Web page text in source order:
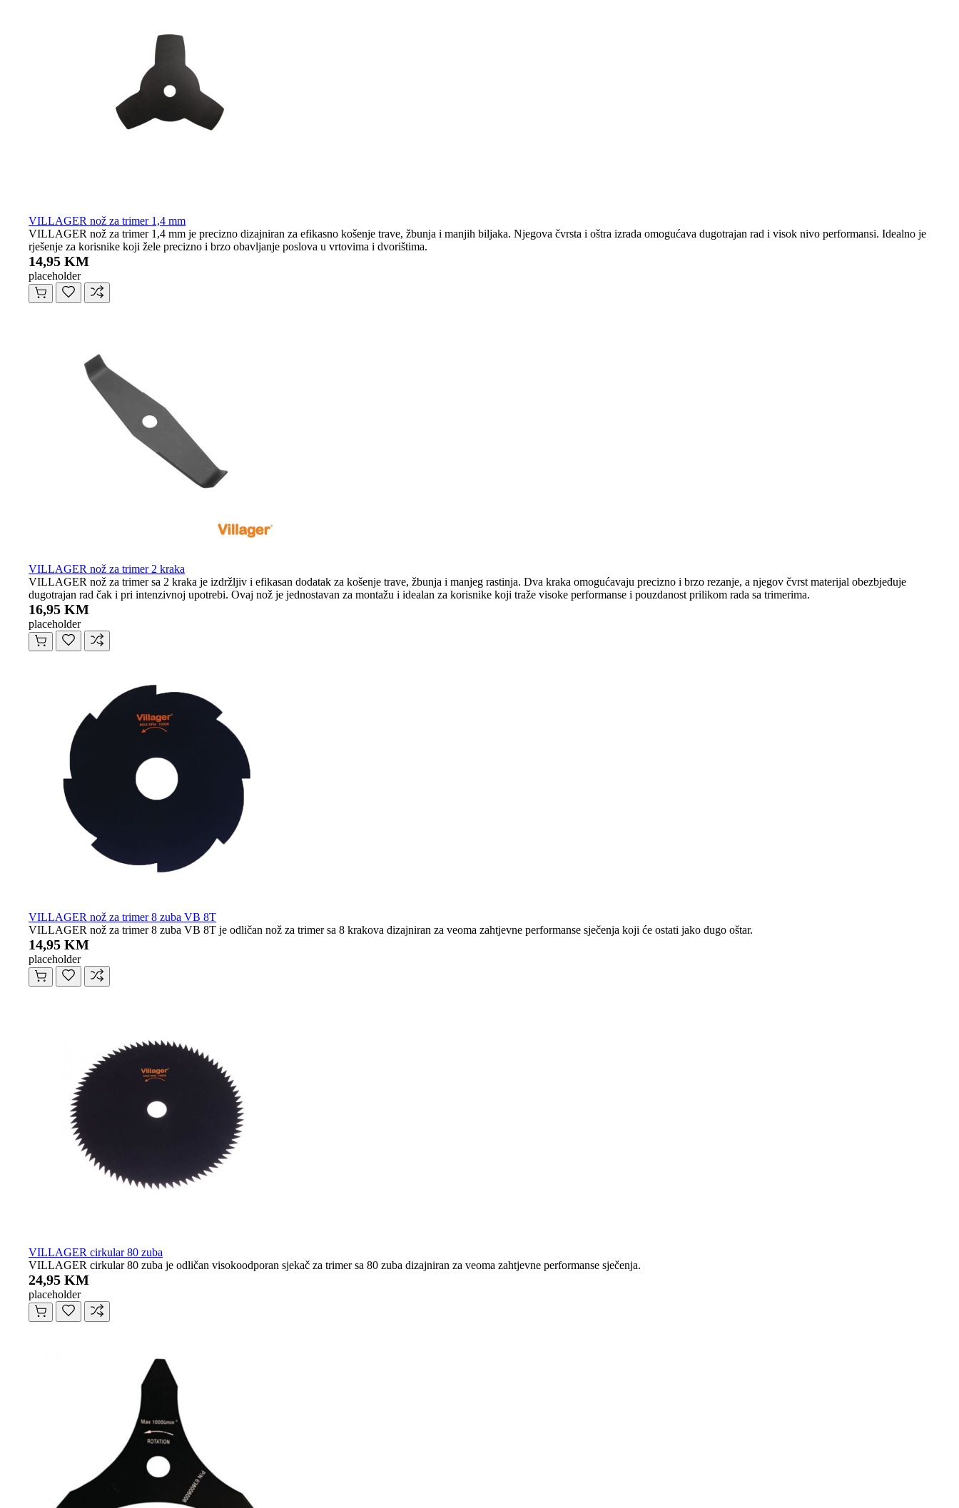
VILLAGER nož za trimer 1,4 mm
VILLAGER nož za trimer 1,4 mm je precizno dizajniran za efikasno košenje trave, žbunja i manjih biljaka. Njegova čvrsta i oštra izrada omogućava dugotrajan rad i visok nivo performansi. Idealno je
rješenje za korisnike koji žele precizno i brzo obavljanje poslova u vrtovima i dvorištima.
14,95 KM
placeholder
VILLAGER nož za trimer 2 kraka
VILLAGER nož za trimer sa 2 kraka je izdržljiv i efikasan dodatak za košenje trave, žbunja i manjeg rastinja. Dva kraka omogućavaju precizno i brzo rezanje, a njegov čvrst materijal obezbjeđuje
dugotrajan rad čak i pri intenzivnoj upotrebi. Ovaj nož je jednostavan za montažu i idealan za korisnike koji traže visoke performanse i pouzdanost prilikom rada sa trimerima.
16,95 KM
placeholder
VILLAGER nož za trimer 8 zuba VB 8T
VILLAGER nož za trimer 8 zuba VB 8T je odličan nož za trimer sa 8 krakova dizajniran za veoma zahtjevne performanse sječenja koji će ostati jako dugo oštar.
14,95 KM
placeholder
VILLAGER cirkular 80 zuba
VILLAGER cirkular 80 zuba je odličan visokoodporan sjekač za trimer sa 80 zuba dizajniran za veoma zahtjevne performanse sječenja.
24,95 KM
placeholder